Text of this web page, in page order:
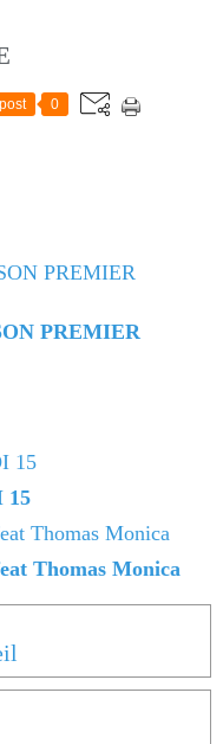
0
PREMIER
15
Thomas Monica